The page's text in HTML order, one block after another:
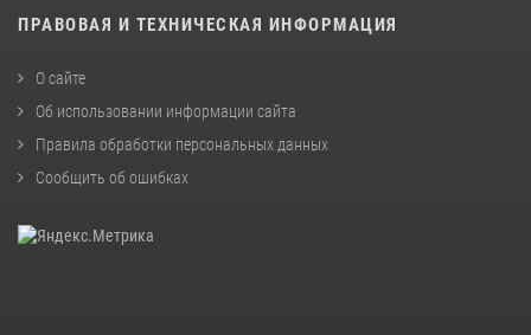
ПРАВОВАЯ И ТЕХНИЧЕСКАЯ ИНФОРМАЦИЯ
О сайте
Об использовании информации сайта
Правила обработки персональных данных
Сообщить об ошибках